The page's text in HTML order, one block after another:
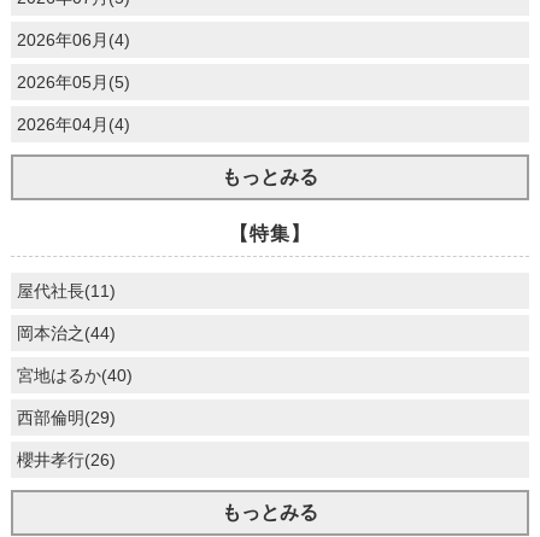
2026年06月(4)
2026年05月(5)
2026年04月(4)
もっとみる
【特集】
屋代社長(11)
岡本治之(44)
宮地はるか(40)
西部倫明(29)
櫻井孝行(26)
もっとみる